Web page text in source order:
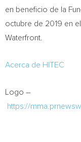
en beneficio de la
octubre de 2019 en
Waterfront.
Acerca de HITEC
Logo –
https://